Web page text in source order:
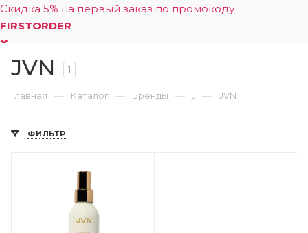
Скидка 5% на первый заказ по промокоду
FIRSTORDER
JVN 1
Главная — Каталог — Бренды — J — JVN
ФИЛЬТР